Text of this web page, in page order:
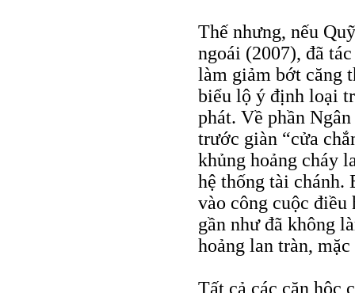
Thế nhưng, nếu
ngoái (2007), đã
làm giảm bớt căng
biểu lộ ý định loại
phát. Về phần
trước giàn “cửa
khủng hoảng cháy
hệ thống tài
vào công cuộc điều
gần như đã không
hoảng lan tràn,
Tất cả các căn hộc